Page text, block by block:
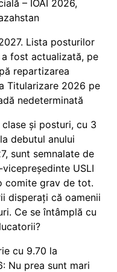
– IOAI 2026,
Lista posturilor
fost actualizată, pe
repartizarea
Titularizare 2026 pe
nedeterminată
și posturi, cu 3
debutul anului
sunt semnalate de
USLI
comite grav de tot.
disperați că oamenii
Ce se întâmplă cu
cu 9.70 la
Nu prea sunt mari